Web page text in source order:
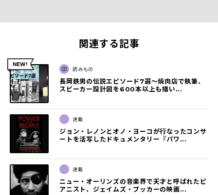
関連する記事
読みもの
長岡鉄男の伝説エピソード7選〜焼肉店で執筆、
スピーカー設計図を600本以上も描い...
連載
ジョン・レノンとオノ・ヨーコが行なったコンサ
ートを活写したドキュメンタリー『パワ...
連載
ニュー・オーリンズの音楽界で天才と呼ばれたピ
アニスト、ジェイムズ・ブッカーの映画...